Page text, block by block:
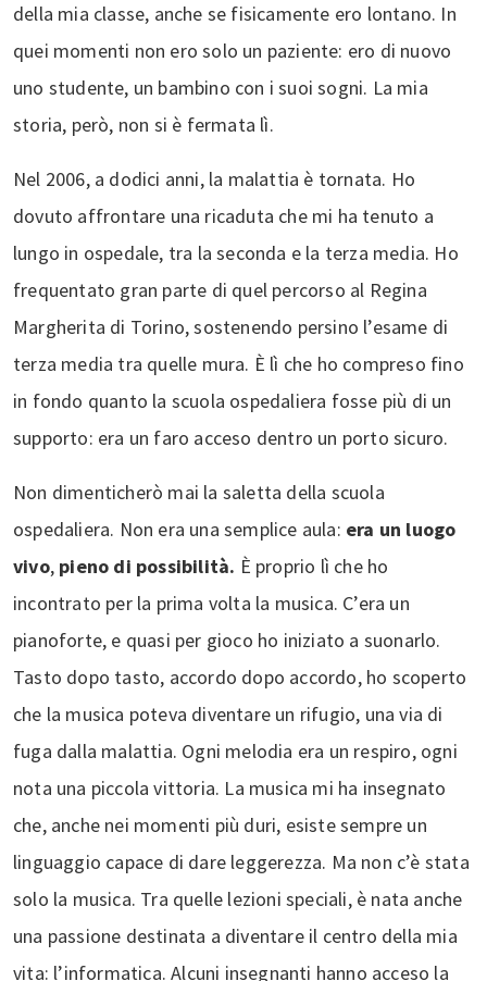
della mia classe, anche se fisicamente ero lontano. In
quei momenti non ero solo un paziente: ero di nuovo
uno studente, un bambino con i suoi sogni. La mia
storia, però, non si è fermata lì.
Nel 2006, a dodici anni, la malattia è tornata. Ho
dovuto affrontare una ricaduta che mi ha tenuto a
lungo in ospedale, tra la seconda e la terza media. Ho
frequentato gran parte di quel percorso al Regina
Margherita di Torino, sostenendo persino l’esame di
terza media tra quelle mura. È lì che ho compreso fino
in fondo quanto la scuola ospedaliera fosse più di un
supporto: era un faro acceso dentro un porto sicuro.
Non dimenticherò mai la saletta della scuola
ospedaliera. Non era una semplice aula: era un luogo
vivo, pieno di possibilità. È proprio lì che ho
incontrato per la prima volta la musica. C’era un
pianoforte, e quasi per gioco ho iniziato a suonarlo.
Tasto dopo tasto, accordo dopo accordo, ho scoperto
che la musica poteva diventare un rifugio, una via di
fuga dalla malattia. Ogni melodia era un respiro, ogni
nota una piccola vittoria. La musica mi ha insegnato
che, anche nei momenti più duri, esiste sempre un
linguaggio capace di dare leggerezza. Ma non c’è stata
solo la musica. Tra quelle lezioni speciali, è nata anche
una passione destinata a diventare il centro della mia
vita: l’informatica. Alcuni insegnanti hanno acceso la